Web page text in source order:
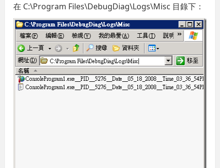
在 C:\Program Files\DebugDiag\Logs\Misc 目錄下：